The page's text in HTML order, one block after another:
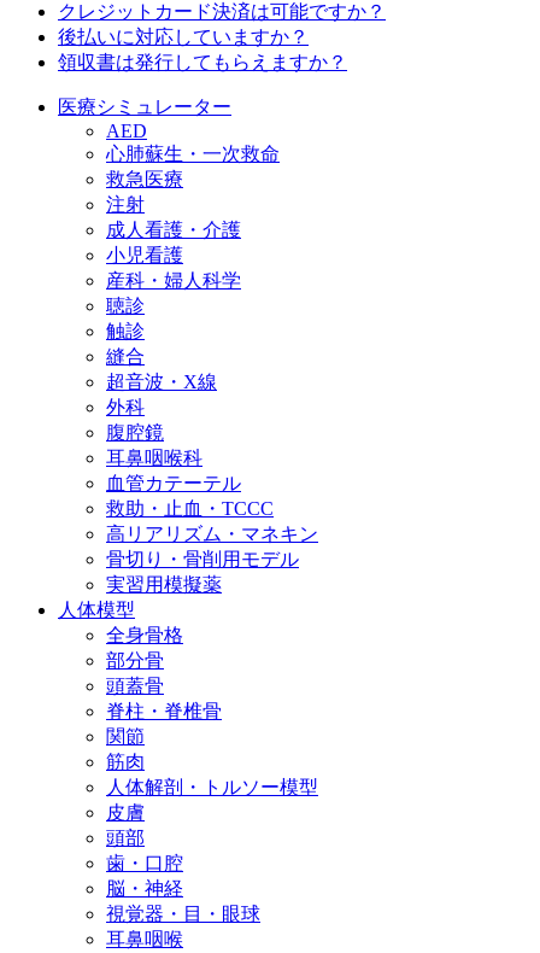
クレジットカード決済は可能ですか？
後払いに対応していますか？
領収書は発行してもらえますか？
医療シミュレーター
AED
心肺蘇生・一次救命
救急医療
注射
成人看護・介護
小児看護
産科・婦人科学
聴診
触診
縫合
超音波・X線
外科
腹腔鏡
耳鼻咽喉科
血管カテーテル
救助・止血・TCCC
高リアリズム・マネキン
骨切り・骨削用モデル
実習用模擬薬
人体模型
全身骨格
部分骨
頭蓋骨
脊柱・脊椎骨
関節
筋肉
人体解剖・トルソー模型
皮膚
頭部
歯・口腔
脳・神経
視覚器・目・眼球
耳鼻咽喉